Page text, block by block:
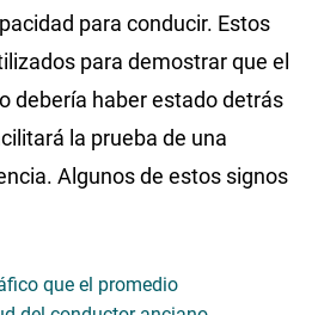
para conducir. Estos
para demostrar que el
debería haber estado detrás
la prueba de una
Algunos de estos signos
que el promedio